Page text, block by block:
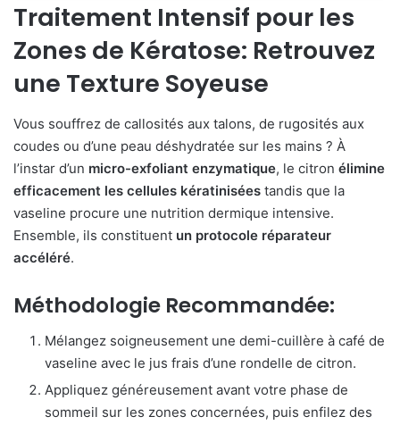
Traitement Intensif pour les
Zones de Kératose: Retrouvez
une Texture Soyeuse
Vous souffrez de callosités aux talons, de rugosités aux
coudes ou d’une peau déshydratée sur les mains ? À
l’instar d’un micro-exfoliant enzymatique, le citron élimine
efficacement les cellules kératinisées tandis que la
vaseline procure une nutrition dermique intensive.
Ensemble, ils constituent un protocole réparateur
accéléré.
Méthodologie Recommandée:
Mélangez soigneusement une demi-cuillère à café de
vaseline avec le jus frais d’une rondelle de citron.
Appliquez généreusement avant votre phase de
sommeil sur les zones concernées, puis enfilez des